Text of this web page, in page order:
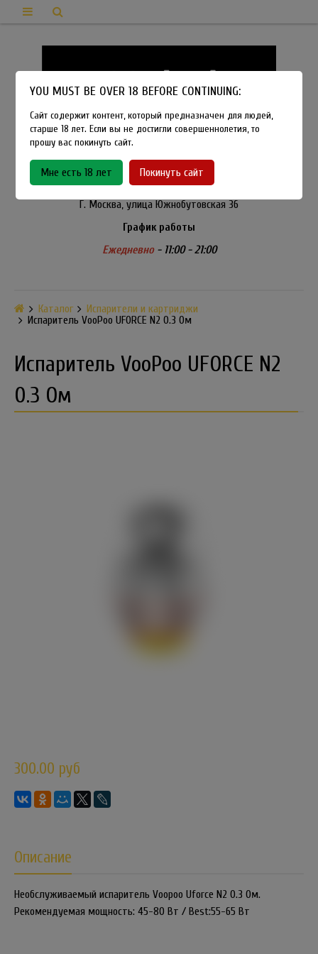
8-915-450-21-92
Розничный магазин Method Vapeshop
Г. Москва, улица Южнобутовская 36
График работы
Ежедневно- 11:00 - 21:00
Каталог
Испарители и картриджи
Испаритель VooPoo UFORCE N2 0.3 Ом
Испаритель VooPoo UFORCE N2
0.3 Ом
300.00 руб
Описание
Необслуживаемый испаритель Voopoo Uforce N2 0.3 Ом.
Рекомендуемая мощность: 45-80 Вт / Best:55-65 Вт
YOU MUST BE OVER 18 BEFORE CONTINUING:
Сайт содержит контент, который предназначен для людей,
старше 18 лет. Если вы не достигли совершеннолетия, то
прошу вас покинуть сайт.
Мне есть 18 лет Покинуть сайт